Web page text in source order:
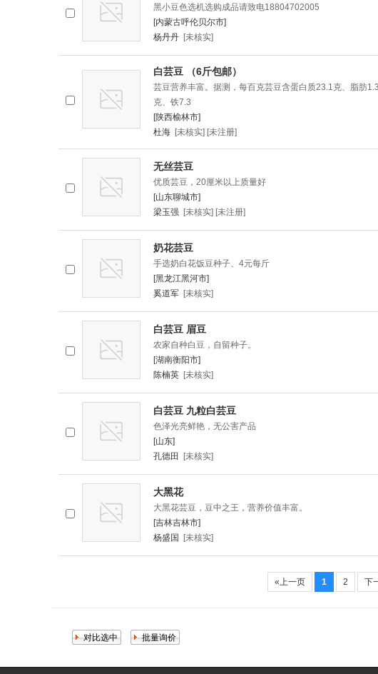
黑小豆色选机选购成品请致电18804702005
[内蒙古呼伦贝尔市]
杨丹丹 [未核实]
白芸豆 （6斤包邮）
芸豆营养丰富。据测，每百克芸豆含蛋白质23.1克、脂肪
克、铁7.3
[陕西榆林市]
杜海 [未核实] [未注册]
无丝芸豆
优质芸豆，20厘米以上质量好
[山东聊城市]
梁玉强 [未核实] [未注册]
奶花芸豆
手选奶白花饭豆种子、4元每斤
[黑龙江黑河市]
奚道军 [未核实]
白芸豆 眉豆
农家自种白豆，自留种子。
[湖南衡阳市]
陈楠英 [未核实]
白芸豆 九粒白芸豆
色泽光亮鲜艳，无公害产品
[山东]
孔德田
[未核实]
大黑花
大黑花芸豆，豆中之王，营养价值丰富。
[吉林吉林市]
杨盛国
[未核实]
«上一页 1 2 下